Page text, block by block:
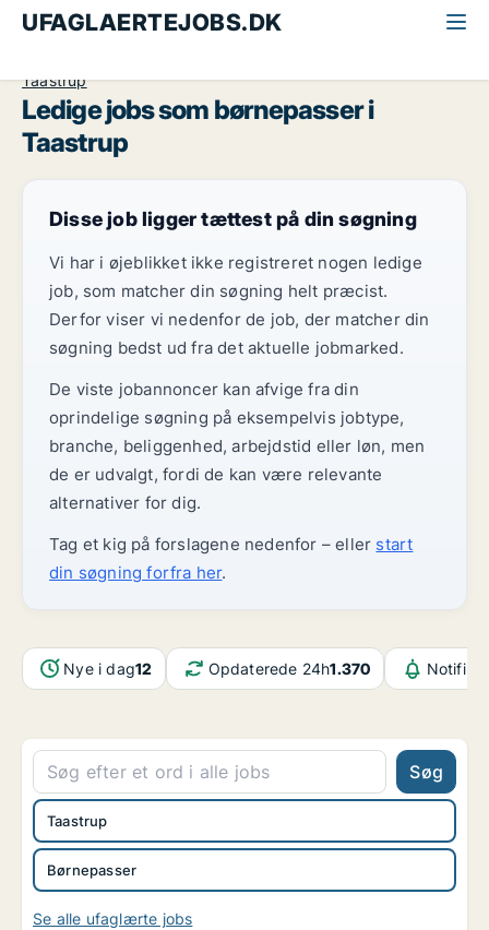
UFAGLAERTEJOBS.DK
Taastrup
Ledige jobs som børnepasser i
Taastrup
Disse job ligger tættest på din søgning
Vi har i øjeblikket ikke registreret nogen ledige
job, som matcher din søgning helt præcist.
Derfor viser vi nedenfor de job, der matcher din
søgning bedst ud fra det aktuelle jobmarked.
De viste jobannoncer kan afvige fra din
oprindelige søgning på eksempelvis jobtype,
branche, beliggenhed, arbejdstid eller løn, men
de er udvalgt, fordi de kan være relevante
alternativer for dig.
Tag et kig på forslagene nedenfor – eller start
din søgning forfra her.
Nye i dag12 Opdaterede 24h1.370
Søg
Børnepasser
Taastrup
Se alle ufaglærte jobs